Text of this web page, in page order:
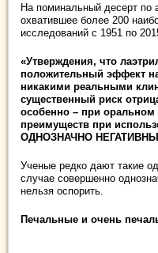
На поминальный десерт по
охватившее более 200
исследований с 1951 по
«Утверждения, что
положительный эффект
никакими реальными
существенный риск
особенно – при оральном
преимуществ при
ОДНОЗНАЧНО
Ученые редко дают такие
случае совершенно
нельзя оспорить.
Печальные и очень